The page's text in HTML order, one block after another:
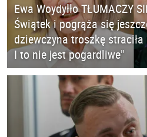
Ewa Woydyłło TŁUMACZY
Świątek i pogrąża się
dziewczyna troszkę
I to nie jest pogardliwe"